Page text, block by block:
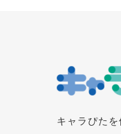
キャラぴた